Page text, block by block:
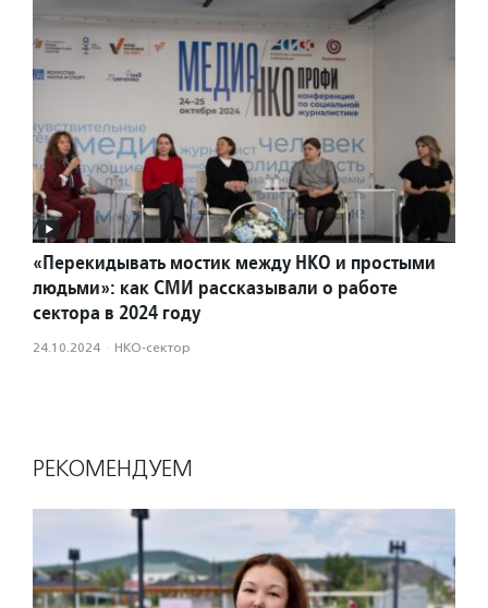
«Перекидывать мостик между НКО и простыми
людьми»: как СМИ рассказывали о работе
сектора в 2024 году
24.10.2024 · НКО-сектор
РЕКОМЕНДУЕМ